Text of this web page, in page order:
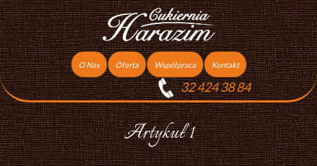
Artykuł 1
O Nas Oferta
Torty
Ciasta
Ciasteczka
Współpraca
Praca
Kontakt
32 424 38 84